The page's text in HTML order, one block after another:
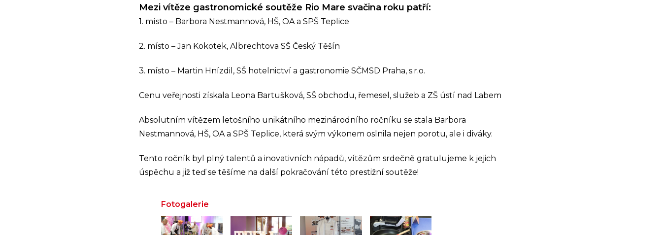
Mezi vítěze gastronomické soutěže Rio Mare svačina roku patří:
1. místo – Barbora Nestmannová, HŠ, OA a SPŠ Teplice
2. místo – Jan Kokotek, Albrechtova SŠ Český Těšín
3. místo – Martin Hnízdil, SŠ hotelnictví a gastronomie SČMSD Praha, s.r.o.
Cenu veřejnosti získala Leona Bartušková, SŠ obchodu, řemesel, služeb a ZŠ ústí nad Labem
Absolutním vítězem letošního unikátního mezinárodního ročníku se stala Barbora
Nestmannová, HŠ, OA a SPŠ Teplice, která svým výkonem oslnila nejen porotu, ale i diváky.
Tento ročník byl plný talentů a inovativních nápadů, vítězům srdečně gratulujeme k jejich
úspěchu a již teď se těšíme na další pokračování této prestižní soutěže!
Fotogalerie